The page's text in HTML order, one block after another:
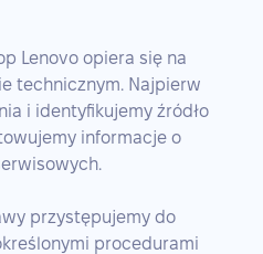
Lenovo opiera się na
technicznym. Najpierw
i identyfikujemy źródło
informacje o
przystępujemy do
procedurami